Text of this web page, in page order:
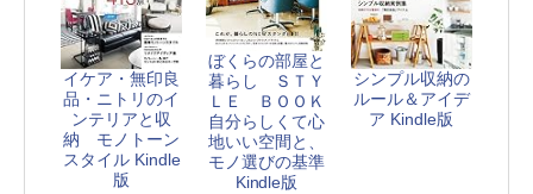
イケア・無印良
品・ニトリのイ
ンテリアと収
納 モノトーン
スタイル Kindle
版
ぼくらの部屋と
暮らし ＳＴＹ
ＬＥ ＢＯＯＫ
自分らしくて心
地いい空間と、
モノ選びの基準
Kindle版
シンプル収納の
ルール＆アイデ
ア Kindle版